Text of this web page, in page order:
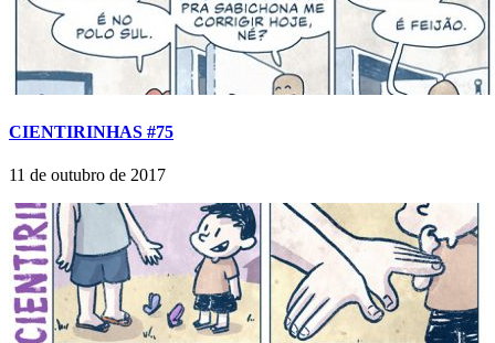
CIENTIRINHAS #75
11 de outubro de 2017